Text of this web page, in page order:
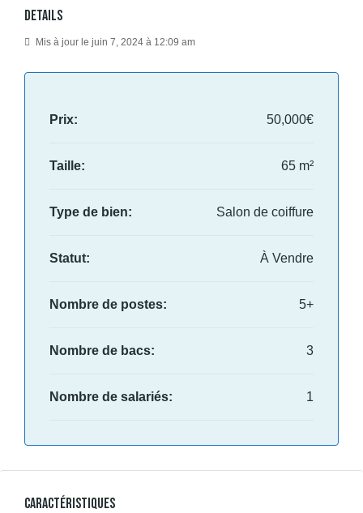
Details
Mis à jour le juin 7, 2024 à 12:09 am
Prix: 50,000€
Taille: 65 m²
Type de bien: Salon de coiffure
Statut: À Vendre
Nombre de postes: 5+
Nombre de bacs: 3
Nombre de salariés: 1
Caractéristiques